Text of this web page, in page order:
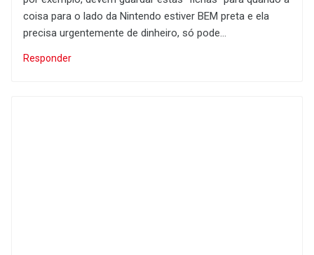
coisa para o lado da Nintendo estiver BEM preta e ela
precisa urgentemente de dinheiro, só pode...
Responder